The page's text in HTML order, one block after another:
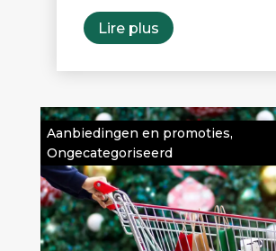
Lire plus
Aanbiedingen en promoties,
Ongecategoriseerd